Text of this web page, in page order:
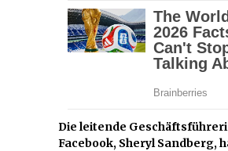
Die leitende
Facebook, Sheryl Sandberg,